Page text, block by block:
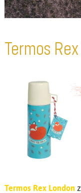
Termos
Termos Rex London